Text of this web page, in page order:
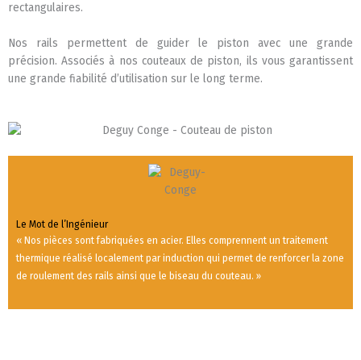
rectangulaires.
Nos rails permettent de guider le piston avec une grande
précision. Associés à nos couteaux de piston, ils vous garantissent
une grande fiabilité d’utilisation sur le long terme.
Le Mot de l’Ingénieur
« Nos pièces sont fabriquées en acier. Elles comprennent un traitement
thermique réalisé localement par induction qui permet de renforcer la zone
de roulement des rails ainsi que le biseau du couteau. »